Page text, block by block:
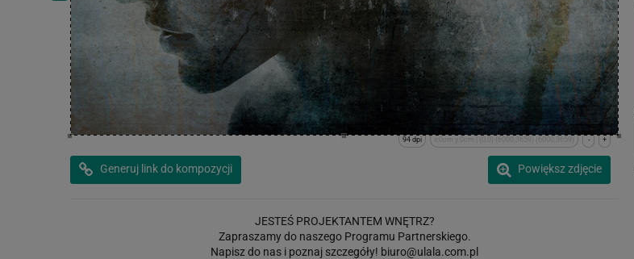
+
-
x:0cm y:0cm | (0,0) (6000,3659) (6000,3659)
94 dpi
Powiększ zdjęcie
Generuj link do kompozycji
JESTEŚ PROJEKTANTEM WNĘTRZ?
Zapraszamy do naszego Programu Partnerskiego.
Napisz do nas i poznaj szczegóły! biuro@ulala.com.pl